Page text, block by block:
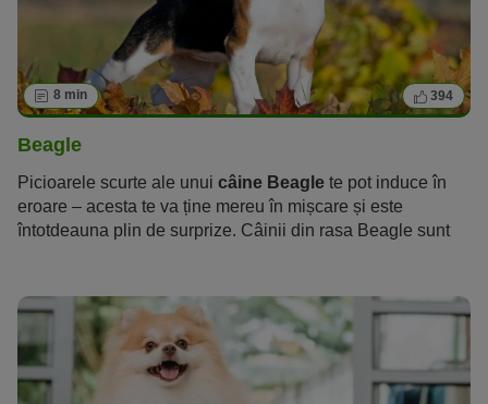
8 min 394
Beagle
Picioarele scurte ale unui câine Beagle te pot induce în
eroare – acesta te va ține mereu în mișcare și este
întotdeauna plin de surprize. Câinii din rasa Beagle sunt